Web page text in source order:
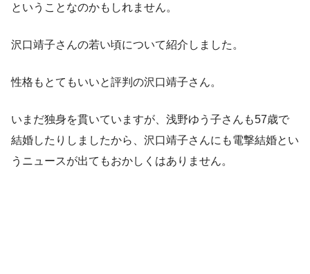
ということなのかもしれません。
沢口靖子さんの若い頃について紹介しました。
性格もとてもいいと評判の沢口靖子さん。
いまだ独身を貫いていますが、浅野ゆう子さんも57歳で
結婚したりしましたから、沢口靖子さんにも電撃結婚とい
うニュースが出てもおかしくはありません。